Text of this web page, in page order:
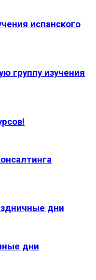
испанского
группу изучения
дни
дни